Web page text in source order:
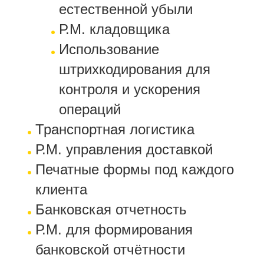
естественной убыли
Р.М. кладовщика
Использование
штрихкодирования для
контроля и ускорения
операций
Транспортная логистика
Р.М. управления доставкой
Печатные формы под каждого
клиента
Банковская отчетность
Р.М. для формирования
банковской отчётности